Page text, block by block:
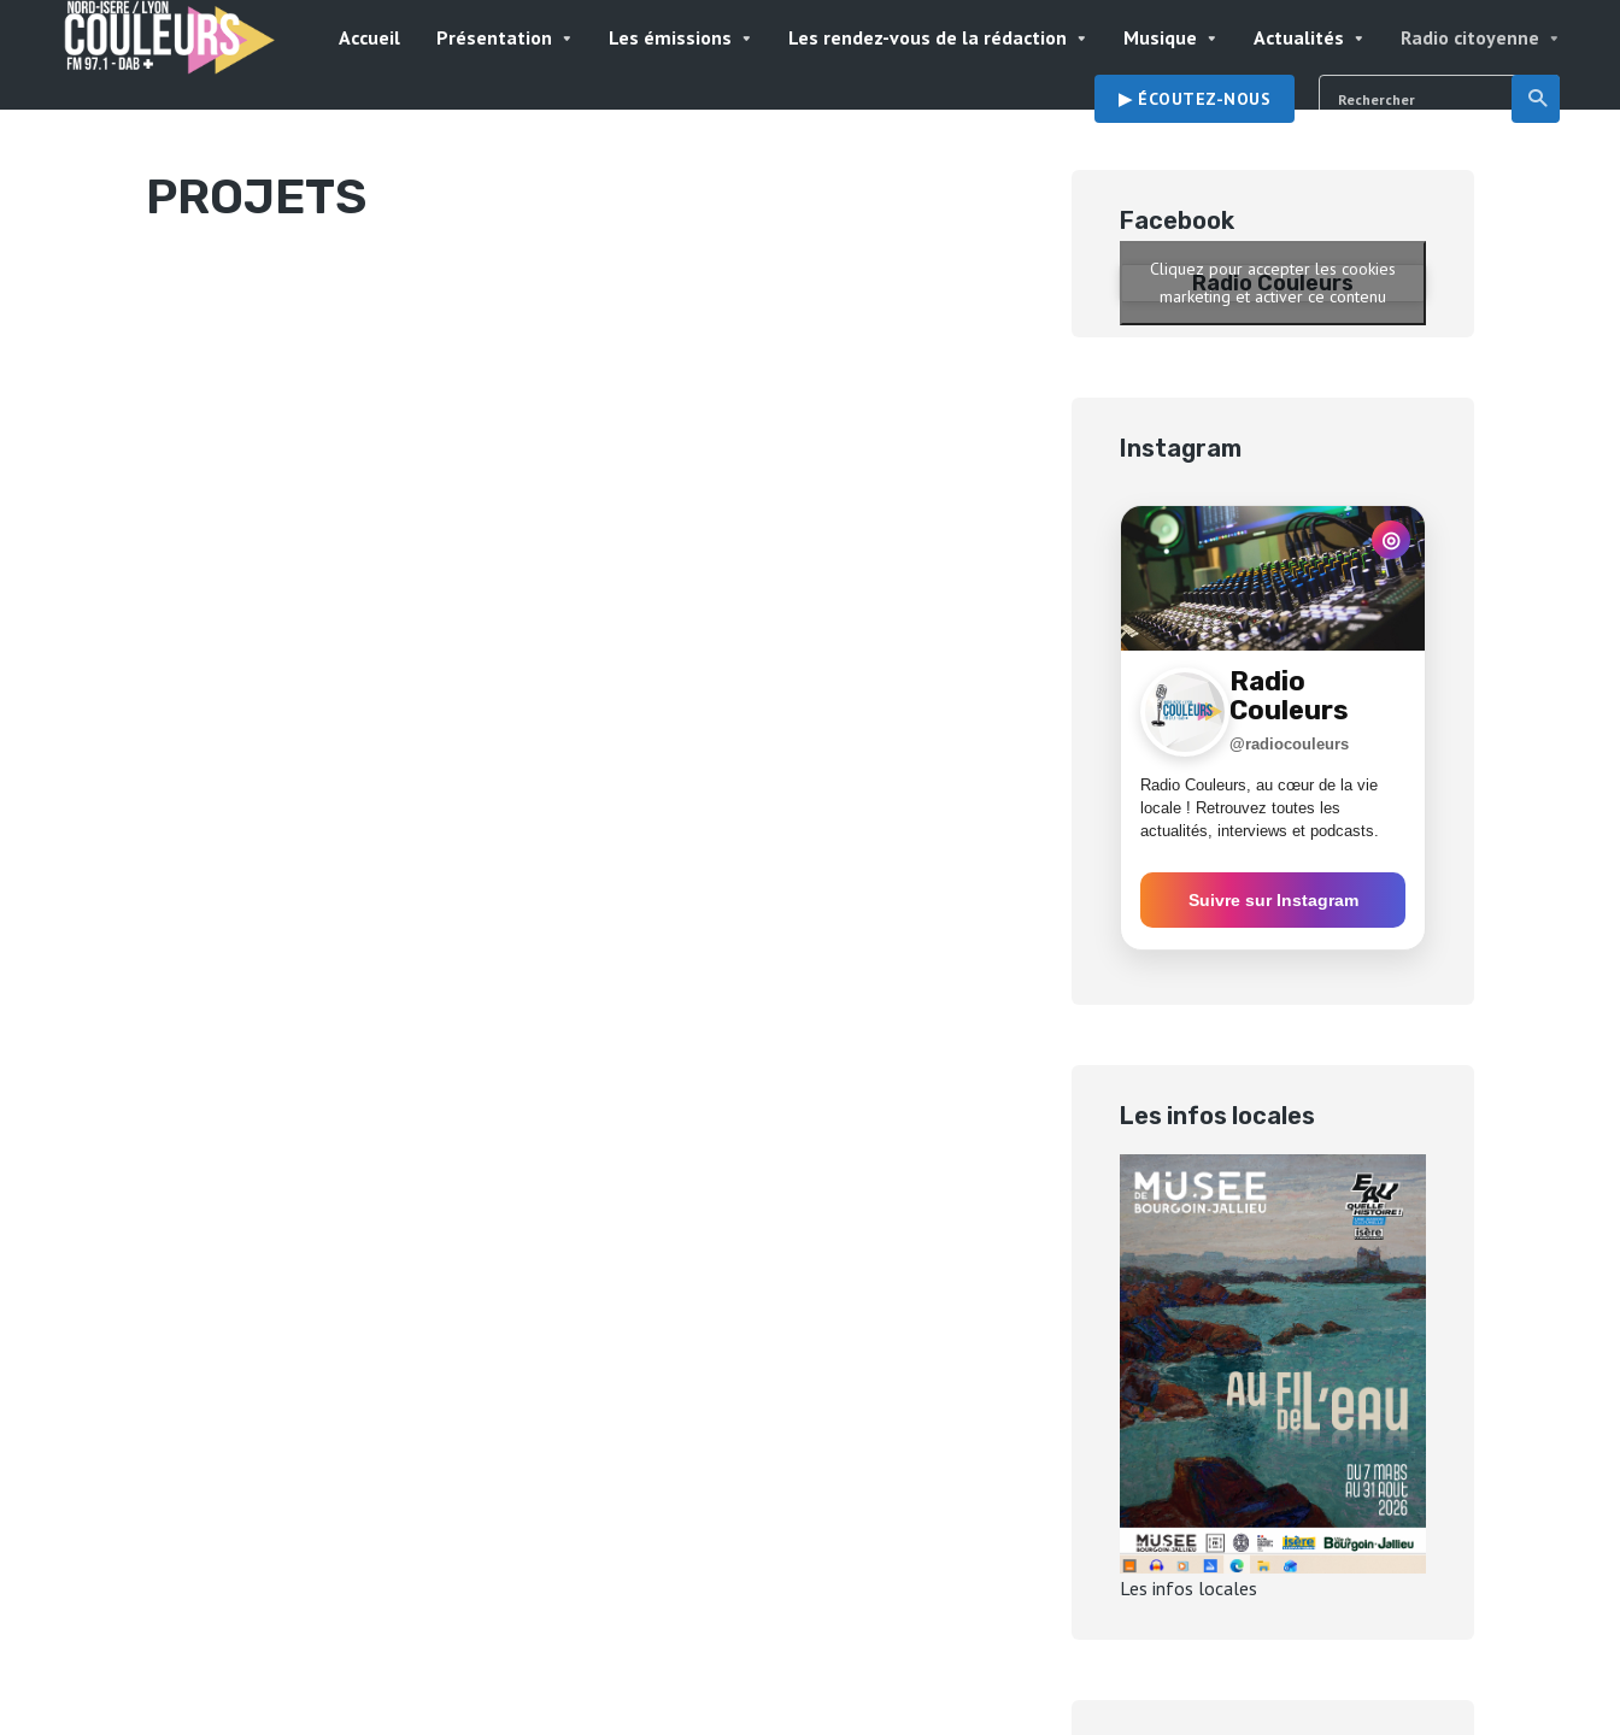
Accueil Présentation Les émissions Les rendez-vous de la rédaction Musique Actualités Radio citoyenne
▶︎ ÉCOUTEZ-NOUS
PROJETS Facebook
Radio Couleurs
Cliquez pour accepter les cookies
marketing et activer ce contenu
Instagram
◎
Radio
Couleurs
@radiocouleurs
Radio Couleurs, au cœur de la vie
locale ! Retrouvez toutes les
actualités, interviews et podcasts.
Suivre sur Instagram
Les infos locales
Les infos locales